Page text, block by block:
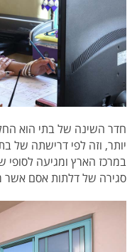
חדר השינה של בתי הוא
במרכז הארץ ומגיעה לסופי
סגירה של דלתות אסם אשר